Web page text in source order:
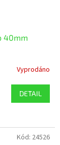
40mm
Vyprodáno
DETAIL
Kód: 24526